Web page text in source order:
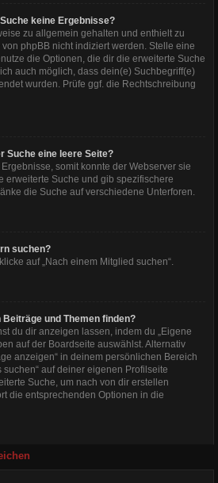
keine Ergebnisse?
zu allgemein gehalten und enthielt zu
phpBB nicht indiziert werden. Stelle eine
die Optionen, die dir die erweiterte Suche
auch möglich, dass dein(e) Suchbegriff(e)
wurden. Prüfe ggf. die Rechtschreibung
Suche eine leere Seite?
somit konnte der Webserver sie
erweiterte Suche und gib spezifischere
die Suche auf verschiedene Unterforen.
suchen?
auf „Nach einem Mitglied suchen“.
und Themen finden?
du dir anzeigen lassen, indem du „Eigene
auf der Boardseite auswählst. Alternativ
anzeigen“ in deinem persönlichen Bereich
suchen“ auf deiner eigenen Profilseite
Suche, um nach von dir erstellen
die entsprechenden Optionen in die